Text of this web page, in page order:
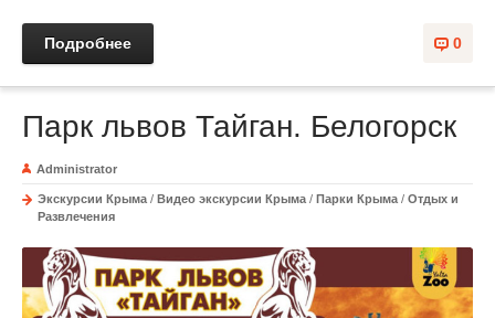
0
Подробнее
Парк львов Тайган. Белогорск
Administrator
Экскурсии Крыма / Видео экскурсии Крыма / Парки Крыма / Отдых и
Развлечения